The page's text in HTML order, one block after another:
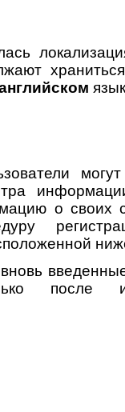
о своих
после их